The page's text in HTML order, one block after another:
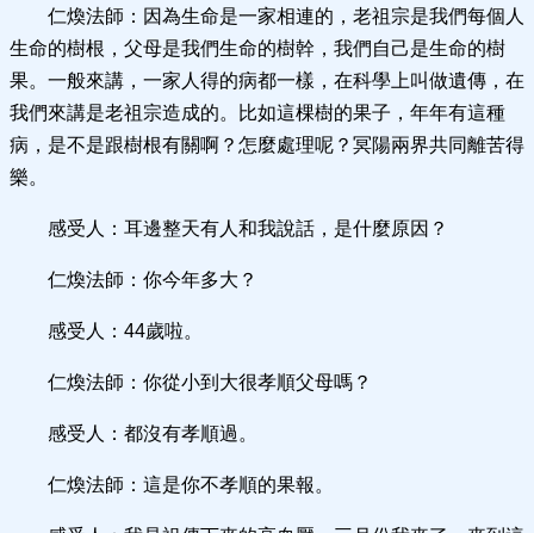
仁煥法師：因為生命是一家相連的，老祖宗是我們每個人
生命的樹根，父母是我們生命的樹幹，我們自己是生命的樹
果。一般來講，一家人得的病都一樣，在科學上叫做遺傳，在
我們來講是老祖宗造成的。比如這棵樹的果子，年年有這種
病，是不是跟樹根有關啊？怎麼處理呢？冥陽兩界共同離苦得
樂。
感受人：耳邊整天有人和我說話，是什麼原因？
仁煥法師：你今年多大？
感受人：44歲啦。
仁煥法師：你從小到大很孝順父母嗎？
感受人：都沒有孝順過。
仁煥法師：這是你不孝順的果報。